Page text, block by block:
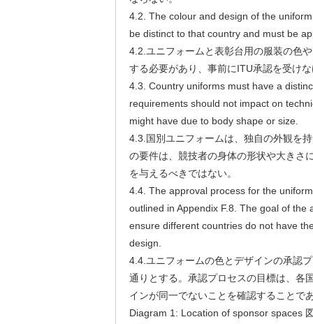
4.2. The colour and design of the
be distinct to that country and must be
4.2.ユニフォームと表彰台用の服装の色
する必要があり、事前にITU承認を受け
4.3. Country uniforms must have a
requirements should not impact on
might have due to body shape or size.
4.3.国別ユニフォームは、独自の外観を
の要件は、競技者の身体の形状や大きさ
を与えるべきではない。
4.4. The approval process for the
outlined in Appendix F.8. The goal of the
ensure different countries do not have
design.
4.4.ユニフォームの色とデザインの承認
通りとする。承認プロセスの目標は、各
インが同一でないことを確認することで
Diagram 1: Location of sponsor spaces